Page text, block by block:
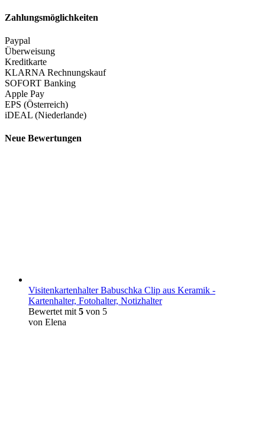
Zahlungsmöglichkeiten
Paypal
Überweisung
Kreditkarte
KLARNA Rechnungskauf
SOFORT Banking
Apple Pay
EPS (Österreich)
iDEAL (Niederlande)
Neue Bewertungen
Visitenkartenhalter Babuschka Clip aus Keramik -
Kartenhalter, Fotohalter, Notizhalter
Bewertet mit5 von 5
von Elena